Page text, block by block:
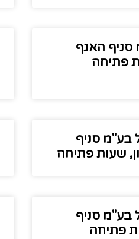
סניף האגף
פתיחה
בע"מ סניף
שעות פתיחה
בע"מ סניף
פתיחה